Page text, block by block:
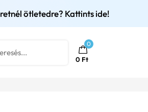
ötletedre? Kattints ide!
0
0 Ft